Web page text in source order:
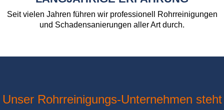
Seit vielen Jahren führen wir professionell Rohrreinigungen
und Schadensanierungen aller Art durch.
Unser Rohrreinigungs-Unternehmen steht